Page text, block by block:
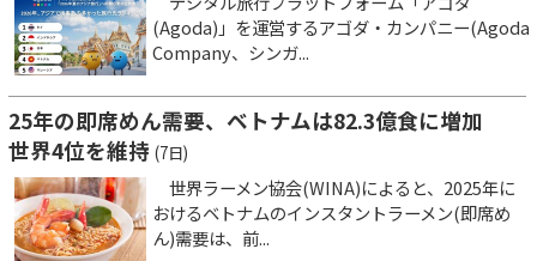
(Agoda)」を運営するアゴダ・カンパニー(Agoda
Company、シンガ...
25年の即席めん需要、ベトナムは82.3億食に増加
世界4位を維持 (7日)
世界ラーメン協会(WINA)によると、2025年に
おけるベトナムのインスタントラーメン(即席め
ん)需要は、前...